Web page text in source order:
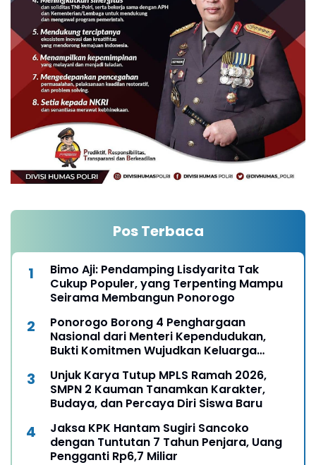
Pos Terbaca
Bimo Aji: Pendamping Lisdyarita Tak
Cukup Populer, yang Terpenting Mampu
Seirama Membangun Ponorogo
Ponorogo Borong 4 Penghargaan
Nasional dari Menteri Kependudukan,
Bukti Komitmen Wujudkan Keluarga
Unjuk Karya Tutup MPLS Ramah 2026,
SMPN 2 Kauman Tanamkan Karakter,
Budaya, dan Percaya Diri Siswa Baru
Jaksa KPK Hantam Sugiri Sancoko
dengan Tuntutan 7 Tahun Penjara, Uang
Pengganti Rp6,7 Miliar